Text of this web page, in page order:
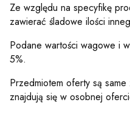
Ze względu na specyfikę
zawierać śladowe ilości
Podane wartości wagowe i
5%.
Przedmiotem oferty są
znajdują się w osobnej